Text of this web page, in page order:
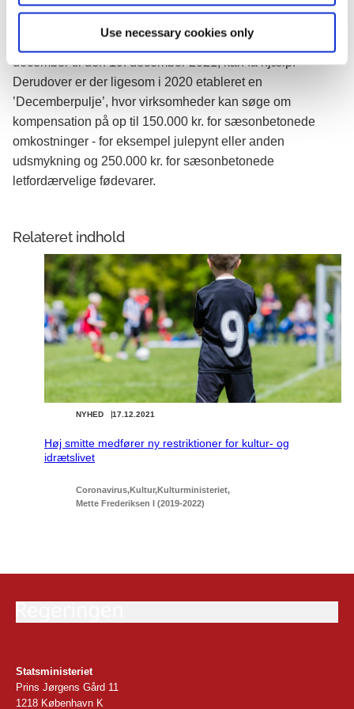
Use necessary cookies only
aftale om lønkompensation. I tillæg til dette er der en pulje,
brænder inde med letfordærvelige varer i perioden den 10.
december til den 19. december 2021, kan få hjælp.
Derudover er der ligesom i 2020 etableret en
’Decemberpulje’, hvor virksomheder kan søge om
kompensation på op til 150.000 kr. for sæsonbetonede
omkostninger - for eksempel julepynt eller anden
udsmykning og 250.000 kr. for sæsonbetonede
letfordærvelige fødevarer.
Relateret indhold
17.12.2021
NYHED
Høj smitte medfører ny restriktioner for kultur- og
idrætslivet
Coronavirus Kultur Kulturministeriet
Mette Frederiksen I (2019-2022)
Statsministeriet
Prins Jørgens Gård 11
1218 København K